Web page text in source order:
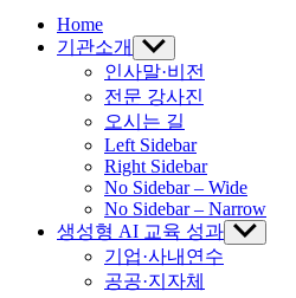
Home
기관소개
Show
sub
menu
인사말·비전
전문 강사진
오시는 길
Left Sidebar
Right Sidebar
No Sidebar – Wide
No Sidebar – Narrow
생성형 AI 교육 성과 Show
sub
기업·사내연수
공공·지자체